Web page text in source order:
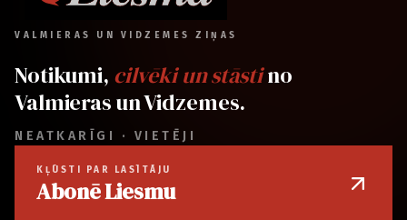
VALMIERAS UN VIDZEMES ZIŅAS
Notikumi, cilvēki un stāstino
Valmieras un Vidzemes.
NEATKARĪGI · VIETĒJI
KĻŪSTI PAR LASĪTĀJU
Abonē Liesmu